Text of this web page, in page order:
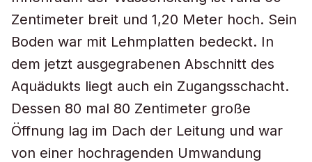
Zentimeter breit und 1,20 Meter hoch. Sein
Boden war mit Lehmplatten bedeckt. In
dem jetzt ausgegrabenen Abschnitt des
Aquädukts liegt auch ein Zugangsschacht.
Dessen 80 mal 80 Zentimeter große
Öffnung lag im Dach der Leitung und war
von einer hochragenden Umwandung